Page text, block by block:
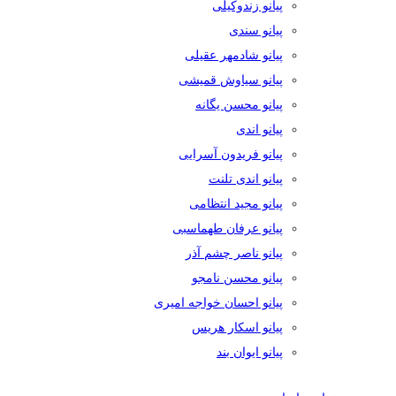
پیانو زندوکیلی
پیانو سندی
پیانو شادمهر عقیلی
پیانو سیاوش قمیشی
پیانو محسن یگانه
پیانو اندی
پیانو فریدون آسرایی
پیانو اندی تلنت
پیانو مجید انتظامی
پیانو عرفان طهماسبی
پیانو ناصر چشم آذر
پیانو محسن نامجو
پیانو احسان خواجه امیری
پیانو اسکار هریس
پیانو ایوان بند